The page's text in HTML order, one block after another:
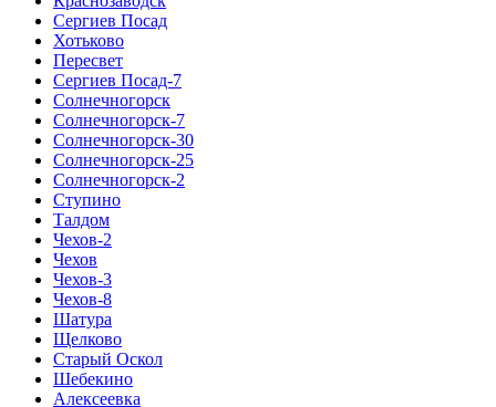
Сергиев Посад
Хотьково
Пересвет
Сергиев Посад-7
Солнечногорск
Солнечногорск-7
Солнечногорск-30
Солнечногорск-25
Солнечногорск-2
Ступино
Талдом
Чехов-2
Чехов
Чехов-3
Чехов-8
Шатура
Щелково
Старый Оскол
Шебекино
Алексеевка